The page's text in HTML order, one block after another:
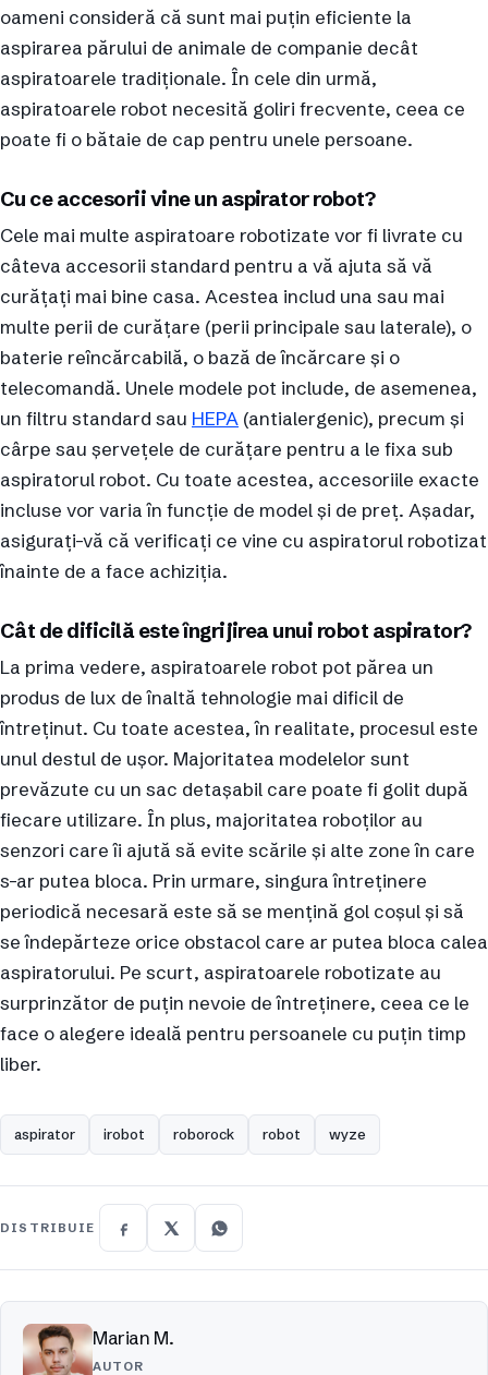
oameni consideră că sunt mai puțin eficiente la
aspirarea părului de animale de companie decât
aspiratoarele tradiționale. În cele din urmă,
aspiratoarele robot necesită goliri frecvente, ceea ce
poate fi o bătaie de cap pentru unele persoane.
Cu ce accesorii vine un aspirator robot?
Cele mai multe aspiratoare robotizate vor fi livrate cu
câteva accesorii standard pentru a vă ajuta să vă
curățați mai bine casa. Acestea includ una sau mai
multe perii de curățare (perii principale sau laterale), o
baterie reîncărcabilă, o bază de încărcare și o
telecomandă. Unele modele pot include, de asemenea,
un filtru standard sau HEPA (antialergenic), precum și
cârpe sau șervețele de curățare pentru a le fixa sub
aspiratorul robot. Cu toate acestea, accesoriile exacte
incluse vor varia în funcție de model și de preț. Așadar,
asigurați-vă că verificați ce vine cu aspiratorul robotizat
înainte de a face achiziția.
Cât de dificilă este îngrijirea unui robot aspirator?
La prima vedere, aspiratoarele robot pot părea un
produs de lux de înaltă tehnologie mai dificil de
întreținut. Cu toate acestea, în realitate, procesul este
unul destul de ușor. Majoritatea modelelor sunt
prevăzute cu un sac detașabil care poate fi golit după
fiecare utilizare. În plus, majoritatea roboților au
senzori care îi ajută să evite scările și alte zone în care
s-ar putea bloca. Prin urmare, singura întreținere
periodică necesară este să se mențină gol coșul și să
se îndepărteze orice obstacol care ar putea bloca calea
aspiratorului. Pe scurt, aspiratoarele robotizate au
surprinzător de puțin nevoie de întreținere, ceea ce le
face o alegere ideală pentru persoanele cu puțin timp
liber.
aspirator irobot roborock robot wyze
DISTRIBUIE
Marian M.
AUTOR